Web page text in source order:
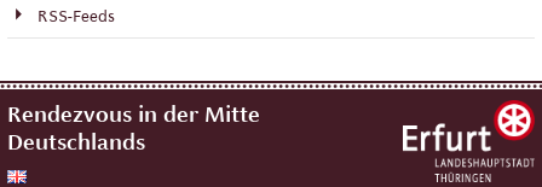
RSS-Feeds
Rendezvous in der Mitte
Deutschlands